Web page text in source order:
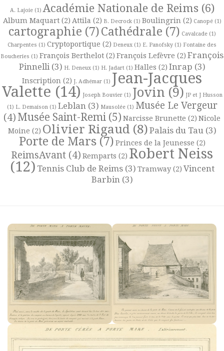
A. Lajoie(1) Académie Nationale de Reims (6)
Album Maquart(2) Attila (2) B. Decrock(1) Boulingrin (2) Canopé(1)
cartographie (7)Cathédrale (7) Cavalcade(1)
Charpentes (1) Cryptoportique (2) Deneux (1) E. Panofsky (1) Fontaine des
Boucheries (1) François Berthelot (2) François Lefèvre (2) François
Pinnelli (3) H. Deneux(1) H. Jadart(1) Halles (2) Inrap (3)
Inscription (2) J. Adhémar (1) Jean-Jacques
Valette (14) Joseph Bouvier(1) Jovin (9) JP et J Husson
(1) L. Demaison (1) Leblan (3) Mausolée(1) Musée Le Vergeur
(4) Musée Saint-Remi (5) Narcisse Brunette (2) Nicole
Moine (2) Olivier Rigaud (8) Palais du Tau (3)
Porte de Mars(7) Princes de la Jeunesse (2)
ReimsAvant (4) Remparts (2) Robert Neiss
(12) Tennis Club de Reims(3) Tramway(2) Vincent
Barbin (3)